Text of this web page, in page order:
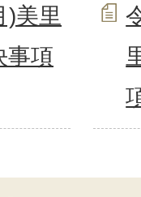
)美里
事項